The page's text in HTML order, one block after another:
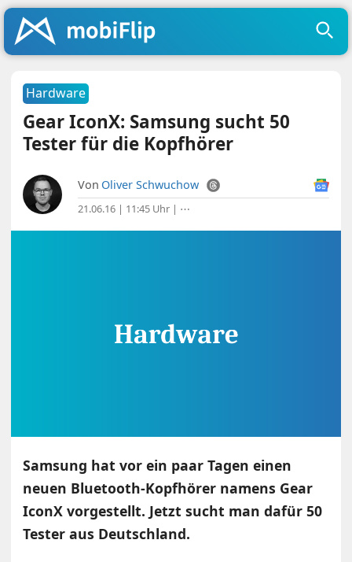
Hardware
Gear IconX: Samsung sucht 50
Tester für die Kopfhörer
Von Oliver Schwuchow
21.06.16 | 11:45 Uhr | ⋯
Samsung hat vor ein paar Tagen einen
neuen Bluetooth-Kopfhörer namens Gear
IconX vorgestellt. Jetzt sucht man dafür 50
Tester aus Deutschland.